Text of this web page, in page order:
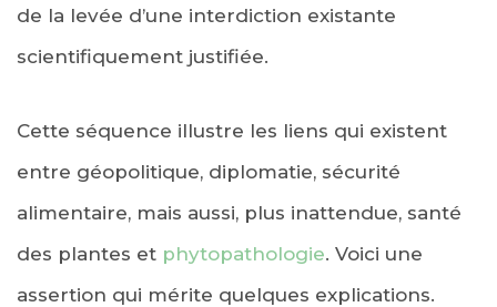
de la levée d’une interdiction existante
scientifiquement justifiée.
Cette séquence illustre les liens qui existent
entre géopolitique, diplomatie, sécurité
alimentaire, mais aussi, plus inattendue, santé
des plantes et phytopathologie. Voici une
assertion qui mérite quelques explications.